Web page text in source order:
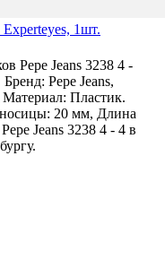
1шт.
Pepe Jeans 3238 4 -
Pepe Jeans,
Пластик.
20 мм, Длина
Jeans 3238 4 - 4 в